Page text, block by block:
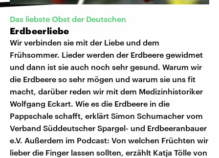
Das liebste Obst der Deutschen
Erdbeerliebe
Wir verbinden sie mit der Liebe und dem
Frühsommer. Lieder werden der Erdbeere gewidmet
und dann ist sie auch noch sehr gesund. Warum wir
die Erdbeere so sehr mögen und warum sie uns fit
macht, darüber reden wir mit dem Medizinhistoriker
Wolfgang Eckart. Wie es die Erdbeere in die
Pappschale schafft, erklärt Simon Schumacher vom
Verband Süddeutscher Spargel- und Erdbeeranbauer
e.V. Außerdem im Podcast: Von welchen Früchten wir
lieber die Finger lassen sollten, erzählt Katja Tölle von